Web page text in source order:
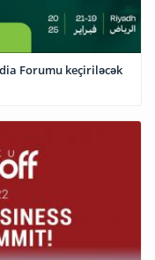
Forumu keçiriləcək